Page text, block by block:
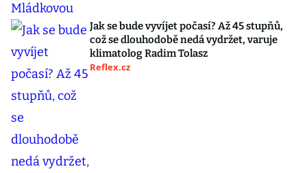
Jak se bude vyvíjet počasí? Až 45 stupňů,
což se dlouhodobě nedá vydržet, varuje
klimatolog Radim Tolasz
Reflex.cz